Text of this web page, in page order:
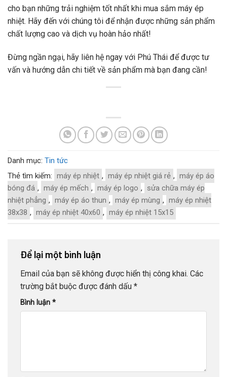
cho bạn những trải nghiệm tốt nhất khi mua sắm máy ép
nhiệt. Hãy đến với chúng tôi để nhận được những sản phẩm
chất lượng cao và dịch vụ hoàn hảo nhất!
Đừng ngần ngại, hãy liên hệ ngay với Phú Thái để được tư
vấn và hướng dẫn chi tiết về sản phẩm mà bạn đang cần!
Danh mục: Tin tức
Thẻ tìm kiếm: máy ép nhiệt , máy ép nhiệt giá rẻ , máy ép áo
bóng đá , máy ép mếch , máy ép logo ,
sửa chữa máy ép
nhiệt phẳng , máy ép áo thun , máy ép mùng , máy ép nhiệt
38x38 , máy ép nhiệt 40x60 , máy ép nhiệt 15x15
Để lại một bình luận
Email của bạn sẽ không được hiển thị công khai. Các
trường bắt buộc được đánh dấu *
Bình luận *